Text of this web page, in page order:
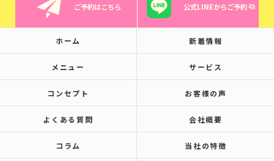
ご予約はこちら 公式LINEからご予約
ホーム 新着情報
メニュー サービス
コンセプト お客様の声
よくある質問 会社概要
コラム 当社の特徴